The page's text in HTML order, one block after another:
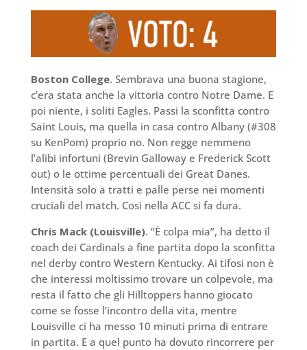
Boston College. Sembrava una buona stagione,
c’era stata anche la vittoria contro Notre Dame. E
poi niente, i soliti Eagles. Passi la sconfitta contro
Saint Louis, ma quella in casa contro Albany (#308
su KenPom) proprio no. Non regge nemmeno
l’alibi infortuni (Brevin Galloway e Frederick Scott
out) o le ottime percentuali dei Great Danes.
Intensità solo a tratti e palle perse nei momenti
cruciali del match. Così nella ACC si fa dura.
Chris Mack (Louisville). “È colpa mia”, ha detto il
coach dei Cardinals a fine partita dopo la sconfitta
nel derby contro Western Kentucky. Ai tifosi non è
che interessi moltissimo trovare un colpevole, ma
resta il fatto che gli Hilltoppers hanno giocato
come se fosse l’incontro della vita, mentre
Louisville ci ha messo 10 minuti prima di entrare
in partita. E a quel punto ha dovuto rincorrere per